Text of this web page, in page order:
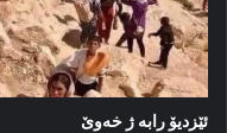
ئێزدیۆ رابە ژ خەوێ